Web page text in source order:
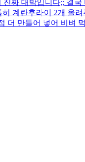
짜 대박입니다;; 결
계란후라이 2개 올
더 만들어 넣어 비벼